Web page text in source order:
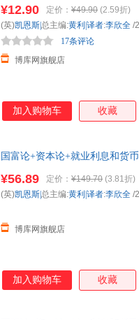
¥12.90 定价： ¥49.90 (2.59折)
博库网旗舰店
17条评论
(英)凯恩斯|总主编:黄利|译者:李欣全 /
加入购物车 收藏
国富论+资本论+就业利息和货
¥56.89 定价： ¥149.70 (3.81折)
博库网旗舰店
(英)凯恩斯|总主编:黄利|译者:李欣全 /
加入购物车 收藏